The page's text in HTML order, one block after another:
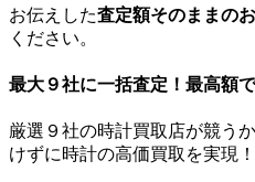
お伝えした査定額そのままの
ください。
最大９社に一括査定！ 最高額
厳選９社の時計買取店が競う
けずに時計の高価買取を実現！